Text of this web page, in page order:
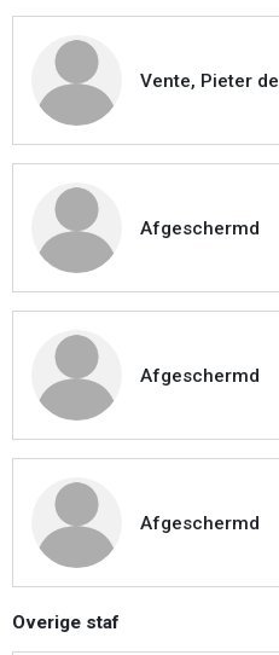
Vente, Pieter de
Afgeschermd
Afgeschermd
Afgeschermd
Overige staf